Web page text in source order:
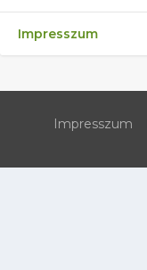
Impresszum
Impresszum